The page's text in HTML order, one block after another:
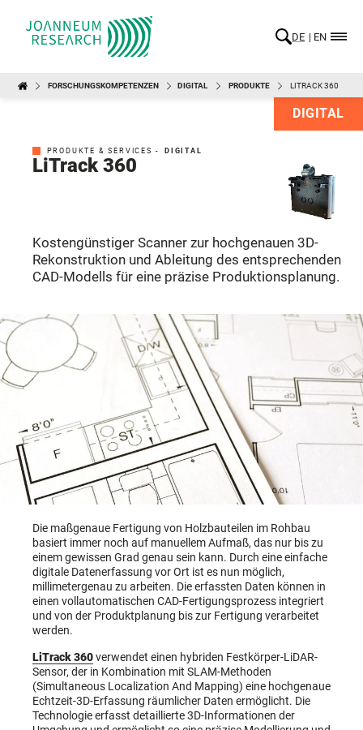
DE EN
FORSCHUNGSKOMPETENZEN DIGITAL PRODUKTE LITRACK 360
DIGITAL
PRODUKTE & SERVICES - DIGITAL
LiTrack 360
Kostengünstiger Scanner zur hochgenauen 3D-
Rekonstruktion und Ableitung des entsprechenden
CAD-Modells für eine präzise Produktionsplanung.
Die maßgenaue Fertigung von Holzbauteilen im Rohbau
basiert immer noch auf manuellem Aufmaß, das nur bis zu
einem gewissen Grad genau sein kann. Durch eine einfache
digitale Datenerfassung vor Ort ist es nun möglich,
millimetergenau zu arbeiten. Die erfassten Daten können in
einen vollautomatischen CAD-Fertigungsprozess integriert
und von der Produktplanung bis zur Fertigung verarbeitet
werden.
LiTrack 360verwendet einen hybriden Festkörper-LiDAR-
Sensor, der in Kombination mit SLAM-Methoden
(Simultaneous Localization And Mapping) eine hochgenaue
Echtzeit-3D-Erfassung räumlicher Daten ermöglicht. Die
Technologie erfasst detaillierte 3D-Informationen der